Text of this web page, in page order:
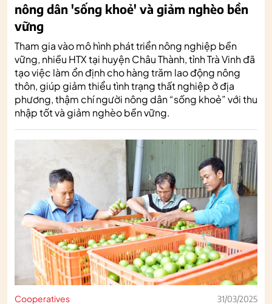
nông dân 'sống khoẻ' và giảm nghèo bền
vững
Tham gia vào mô hình phát triển nông nghiệp bền
vững, nhiều HTX tại huyện Châu Thành, tỉnh Trà Vinh đã
tạo việc làm ổn định cho hàng trăm lao động nông
thôn, giúp giảm thiểu tình trạng thất nghiệp ở địa
phương, thậm chí người nông dân “sống khoẻ” với thu
nhập tốt và giảm nghèo bền vững.
Cooperatives 31/03/2025